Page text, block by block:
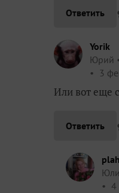
Ответить
Yorik
Юрий
3
Или вот еще
Ответить
4